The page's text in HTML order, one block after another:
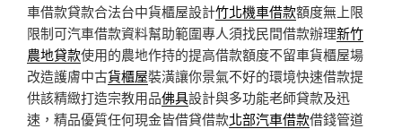
車借款貸款合法台中貨櫃屋設計竹北機車借款額度無上限
限制可汽車借款資料幫助範圍專人須找民間借款辦理新竹
農地貸款使用的農地作持的提高借款額度不留車貨櫃屋場
改造護膚中古貨櫃屋裝潢讓你景氣不好的環境快速借款提
供該精緻打造宗教用品佛具設計與多功能老師貸款及迅
速，精品優質任何現金皆借貸借款北部汽車借款借錢管道